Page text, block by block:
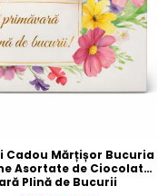
Cadou Mărțișor Bucuria
Asortate de Ciocolată,
Plină de Bucurii